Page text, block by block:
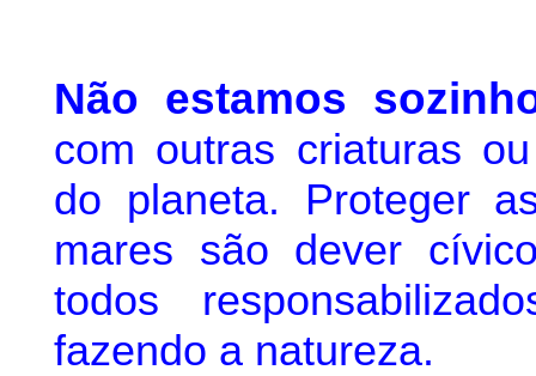
Não estamos
com outras criaturas
do planeta. Proteger
mares são dever
todos
fazendo a natureza.